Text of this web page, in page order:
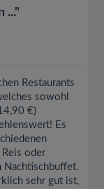
..."
Restaurants
sowohl
€)
Es
oder
Nachtischbuffet.
sehr gut ist,